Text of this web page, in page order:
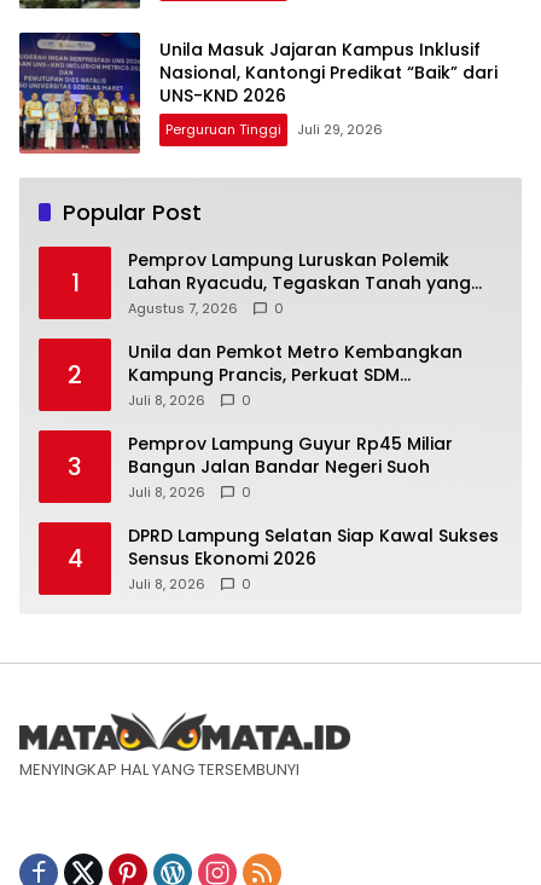
Unila Masuk Jajaran Kampus Inklusif
Nasional, Kantongi Predikat “Baik” dari
UNS-KND 2026
Perguruan Tinggi Juli 29, 2026
Popular Post
1
Pemprov Lampung Luruskan Polemik
Lahan Ryacudu, Tegaskan Tanah yang
Dipersoalkan Bukan Aset Provinsi
Agustus 7, 2026 0
2
Unila dan Pemkot Metro Kembangkan
Kampung Prancis, Perkuat SDM
Berwawasan Internasional
Juli 8, 2026 0
3
Pemprov Lampung Guyur Rp45 Miliar
Bangun Jalan Bandar Negeri Suoh
Juli 8, 2026 0
4
DPRD Lampung Selatan Siap Kawal Sukses
Sensus Ekonomi 2026
Juli 8, 2026 0
MENYINGKAP HAL YANG TERSEMBUNYI